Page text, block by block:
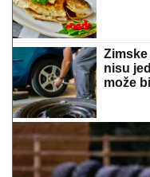
nisu
može